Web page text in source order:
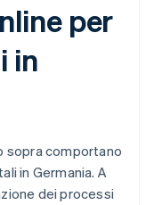
per
in
sopra comportano
in Germania. A
dei processi